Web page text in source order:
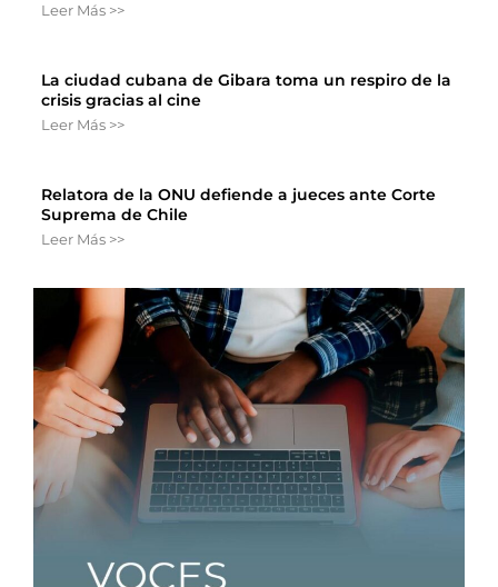
Leer Más >>
La ciudad cubana de Gibara toma un respiro de la
crisis gracias al cine
Leer Más >>
Relatora de la ONU defiende a jueces ante Corte
Suprema de Chile
Leer Más >>